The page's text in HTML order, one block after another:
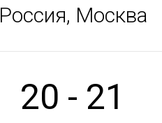
Россия, Москва
20 - 21